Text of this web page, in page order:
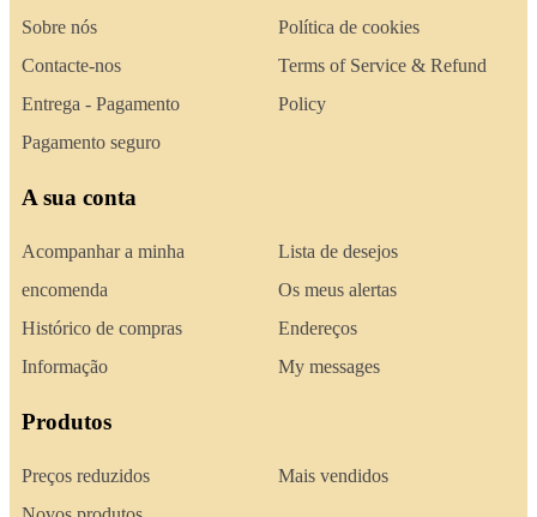
Sobre nós
Contacte-nos
Entrega - Pagamento
Pagamento seguro
Política de cookies
Terms of Service & Refund
Policy
A sua conta
Acompanhar a minha
encomenda
Histórico de compras
Informação
Lista de desejos
Os meus alertas
Endereços
My messages
Produtos
Preços reduzidos
Mais vendidos